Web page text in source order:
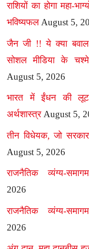
राशियों का होगा महा-
भविष्यफल August 5,
जैन जी !! ये क्या
सोशल मीडिया के
August 5, 2026
भारत में ईंधन की लूट
अर्थशास्त्र August 5,
तीन विधेयक, जो
August 5, 2026
राजनैतिक व्यंग्य-समागम
2026
राजनैतिक व्यंग्य-समागम
2026